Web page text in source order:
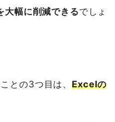
大幅に削減できるでしょ
との3つ目は、Excelの